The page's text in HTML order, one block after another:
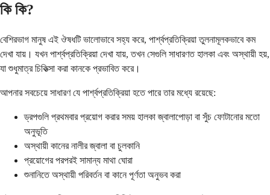
কি কি?
বেশিরভাগ মানুষ এই ঔষধটি ভালোভাবে সহ্য করে, পার্শ্বপ্রতিক্রিয়া তুলনামূলকভাবে কম
দেখা যায়। যখন পার্শ্বপ্রতিক্রিয়া দেখা যায়, তখন সেগুলি সাধারণত হালকা এবং অস্থায়ী হয়,
যা শুধুমাত্র চিকিত্সা করা কানকে প্রভাবিত করে।
আপনার সবচেয়ে সাধারণ যে পার্শ্বপ্রতিক্রিয়া হতে পারে তার মধ্যে রয়েছে:
ড্রপগুলি প্রথমবার প্রয়োগ করার সময় হালকা জ্বালাপোড়া বা সুঁচ ফোটানোর মতো
অনুভূতি
অস্থায়ী কানের নালীর জ্বালা বা চুলকানি
প্রয়োগের পরপরই সামান্য মাথা ঘোরা
শুনানিতে অস্থায়ী পরিবর্তন বা কানে পূর্ণতা অনুভব করা